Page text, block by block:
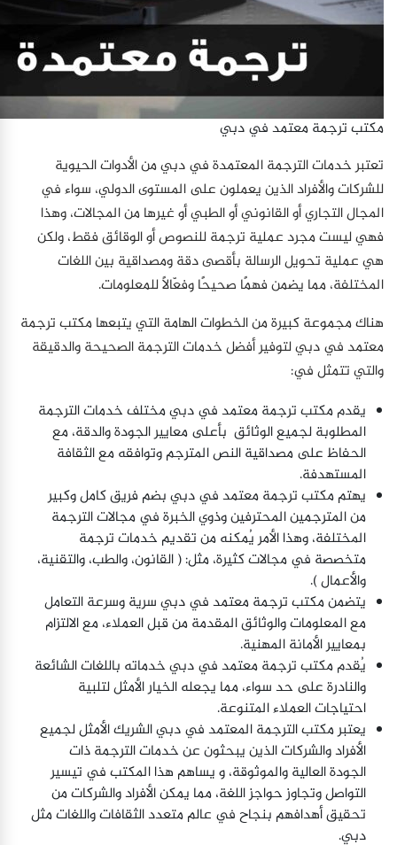
مكتب ترجمة معتمد في دبي
تعتبر خدمات الترجمة المعتمدة في دبي من الأدوات الحيوية
للشركات والأفراد الذين يعملون على المستوى الدولي، سواء في
المجال التجاري أو القانوني أو الطبي أو غيرها من المجالات، وهذا
فهي ليست مجرد عملية ترجمة للنصوص أو الوقائق فقط، ولكن
هي عملية تحويل الرسالة بأقصى دقة ومصداقية بين اللغات
المختلفة، مما يضمن فهمًا صحيحًا وفعّالًا للمعلومات.
هناك مجموعة كبيرة من الخطوات الهامة التي يتبعها مكتب ترجمة
معتمد في دبي لتوفير أفضل خدمات الترجمة الصحيحة والدقيقة
والتي تتمثل في:
يقدم مكتب ترجمة معتمد في دبي مختلف خدمات الترجمة
المطلوبة لجميع الوثائق بأعلى معايير الجودة والدقة، مع
الحفاظ على مصداقية النص المترجم وتوافقه مع الثقافة
المستهدفة.
يهتم مكتب ترجمة معتمد في دبي بضم فريق كامل وكبير
من المترجمين المحترفين وذوي الخبرة في مجالات الترجمة
المختلفة، وهذا الأمر يُمكنه من تقديم خدمات ترجمة
متخصصة في مجالات كثيرة، مثل: ( القانون، والطب، والتقنية،
والأعمال ).
يتضمن مكتب ترجمة معتمد في دبي سرية وسرعة التعامل
مع المعلومات والوثائق المقدمة من قبل العملاء، مع الالتزام
بمعايير الأمانة المهنية.
يُقدم مكتب ترجمة معتمد في دبي خدماته باللغات الشائعة
والنادرة على حد سواء، مما يجعله الخيار الأمثل لتلبية
احتياجات العملاء المتنوعة.
يعتبر مكتب الترجمة المعتمد في دبي الشريك الأمثل لجميع
الأفراد والشركات الذين يبحثون عن خدمات الترجمة ذات
الجودة العالية والموثوقة، و يساهم هذا المكتب في تيسير
التواصل وتجاوز حواجز اللغة، مما يمكن الأفراد والشركات من
تحقيق أهدافهم بنجاح في عالم متعدد الثقافات واللغات مثل
دبي.